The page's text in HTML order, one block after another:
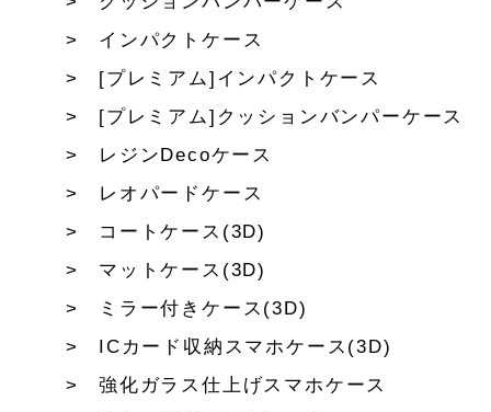
インパクトケース
[プレミアム]インパクトケース
[プレミアム]クッションバンパーケース
レジンDecoケース
レオパードケース
コートケース(3D)
マットケース(3D)
ミラー付きケース(3D)
ICカード収納スマホケース(3D)
強化ガラス仕上げスマホケース